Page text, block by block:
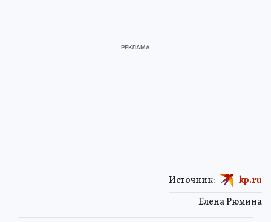
Елена Рюмина
Источник: kp.ru